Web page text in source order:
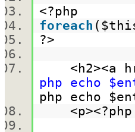
<?php
foreach (
?>
<h2><a
php echo
php echo
<p><?php